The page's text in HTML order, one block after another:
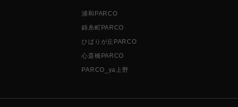
浦和PARCO
錦糸町PARCO
ひばりが丘PARCO
心斎橋PARCO
PARCO_ya上野